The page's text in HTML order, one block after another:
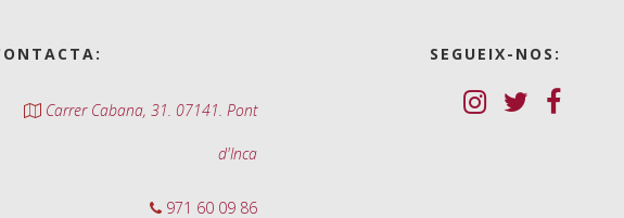
Carrer Cabana, 31. 07141. Pont
d'Inca
971 60 09 86
SEGUEIX-NOS: